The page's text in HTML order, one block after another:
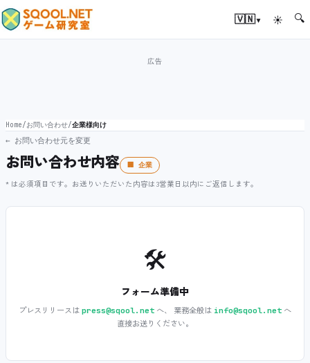
🇻🇳▾ ☀ 🔍
Home/お問い合わせ/企業様向け
← お問い合わせ元を変更
お問い合わせ内容 🏢 企業
* は必須項目です。お送りいただいた内容は3営業日以内にご返信します。
🛠️
フォーム準備中
プレスリリースは press@sqool.net へ、 業務全般は info@sqool.net へ
直接お送りください。